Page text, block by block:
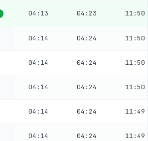
04:13 04:23 11:50
04:14 04:24 11:50
04:14 04:24 11:50
04:14 04:24 11:50
04:14 04:24 11:49
04:14 04:24 11:49